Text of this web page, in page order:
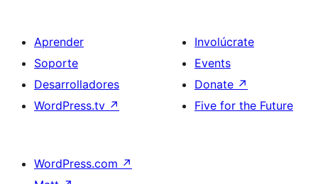
Aprender
Soporte
Desarrolladores
WordPress.tv ↗
Involúcrate
Events
Donate ↗
Five for the Future
WordPress.com ↗